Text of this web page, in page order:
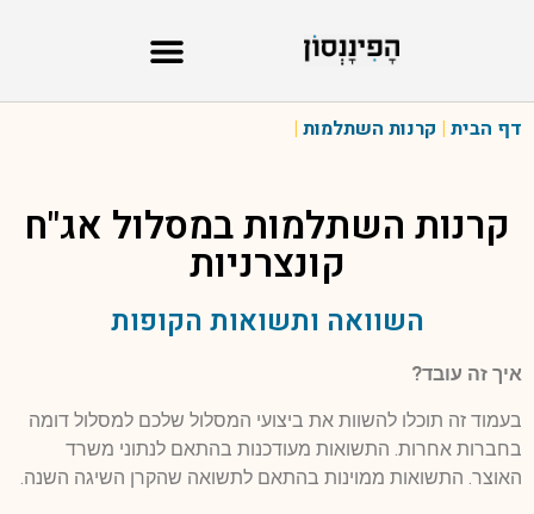
דף הבית | קרנות השתלמות |
קרנות השתלמות במסלול אג"ח
קונצרניות
השוואה ותשואות הקופות
איך זה עובד?
בעמוד זה תוכלו להשוות את ביצועי המסלול שלכם למסלול דומה
בחברות אחרות. התשואות מעודכנות בהתאם לנתוני משרד
האוצר. התשואות ממוינות בהתאם לתשואה שהקרן השיגה השנה.